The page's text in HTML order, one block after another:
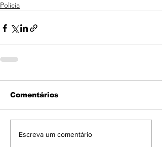
Polícia
Comentários
Escreva um comentário